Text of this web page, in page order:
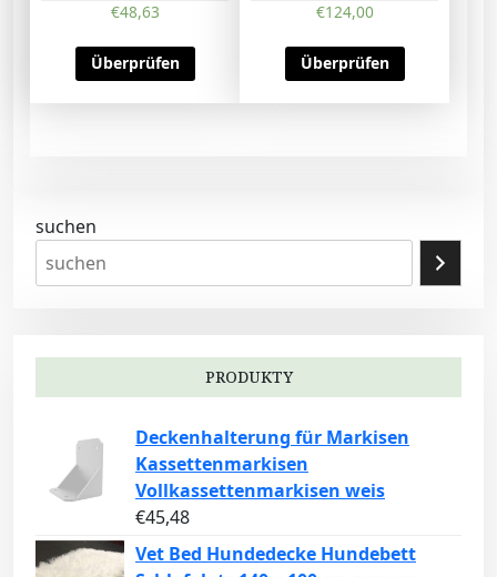
€48,63
Überprüfen
€124,00
Überprüfen
suchen
PRODUKTY
Deckenhalterung für Markisen
Kassettenmarkisen
Vollkassettenmarkisen weis
€45,48
Vet Bed Hundedecke Hundebett